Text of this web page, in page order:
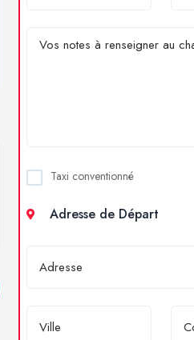
Taxi conventionné
Adresse de Départ